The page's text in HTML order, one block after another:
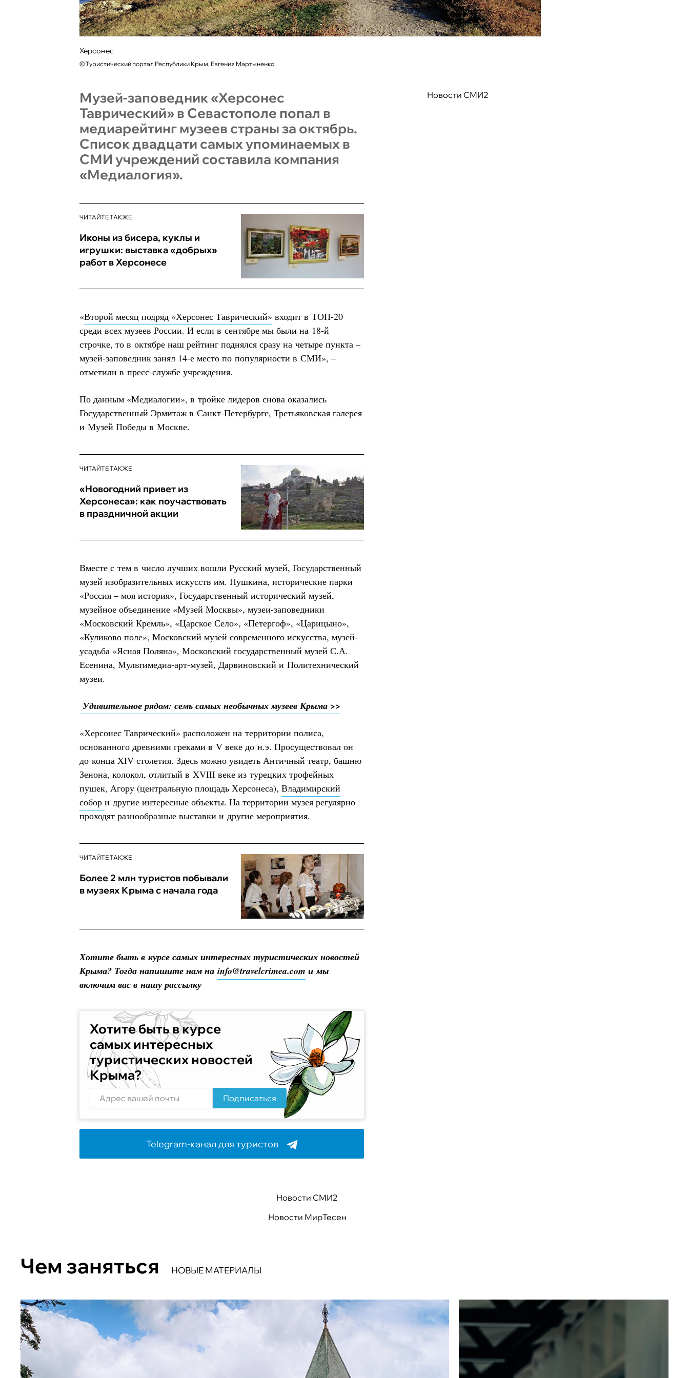
Херсонес
©Туристический портал Республики Крым, Евгения Мартыненко
Новости СМИ2
Музей-заповедник «Херсонес
Таврический» в Севастополе попал в
медиарейтинг музеев страны за октябрь.
Список двадцати самых упоминаемых в
СМИ учреждений составила компания
«Медиалогия».
ЧИТАЙТЕ ТАКЖЕ
Иконы из бисера, куклы и
игрушки: выставка «добрых»
работ в Херсонесе
«Второй месяц подряд «Херсонес Таврический» входит в ТОП-20
среди всех музеев России. И если в сентябре мы были на 18-й
строчке, то в октябре наш рейтинг поднялся сразу на четыре пункта –
музей-заповедник занял 14-е место по популярности в СМИ», –
отметили в пресс-службе учреждения.
По данным «Медиалогии», в тройке лидеров снова оказались
Государственный Эрмитаж в Санкт-Петербурге, Третьяковская галерея
и Музей Победы в Москве.
ЧИТАЙТЕ ТАКЖЕ
«Новогодний привет из
Херсонеса»: как поучаствовать
в праздничной акции
Вместе с тем в число лучших вошли Русский музей, Государственный
музей изобразительных искусств им. Пушкина, исторические парки
«Россия – моя история», Государственный исторический музей,
музейное объединение «Музей Москвы», музеи-заповедники
«Московский Кремль», «Царское Село», «Петергоф», «Царицыно»,
«Куликово поле», Московский музей современного искусства, музей-
усадьба «Ясная Поляна», Московский государственный музей С.А.
Есенина, Мультимедиа-арт-музей, Дарвиновский и Политехнический
музеи.
Удивительное рядом: семь самых необычных музеев Крыма >>
«Херсонес Таврический» расположен на территории полиса,
основанного древними греками в V веке до н.э. Просуществовал он
до конца XIV столетия. Здесь можно увидеть Античный театр, башню
Зенона, колокол, отлитый в XVIII веке из турецких трофейных
пушек, Агору (центральную площадь Херсонеса), Владимирский
собор и другие интересные объекты. На территории музея регулярно
проходят разнообразные выставки и другие мероприятия.
ЧИТАЙТЕ ТАКЖЕ
Более 2 млн туристов побывали
в музеях Крыма с начала года
Хотите быть в курсе самых интересных туристических новостей
Крыма? Тогда напишите нам на info@travelcrimea.com и мы
включим вас в нашу рассылку
Хотите быть в курсе
самых интересных
туристических новостей
Крыма?
Подписаться
Telegram-канал для туристов
Новости СМИ2
Новости МирТесен
Чем заняться НОВЫЕ МАТЕРИАЛЫ